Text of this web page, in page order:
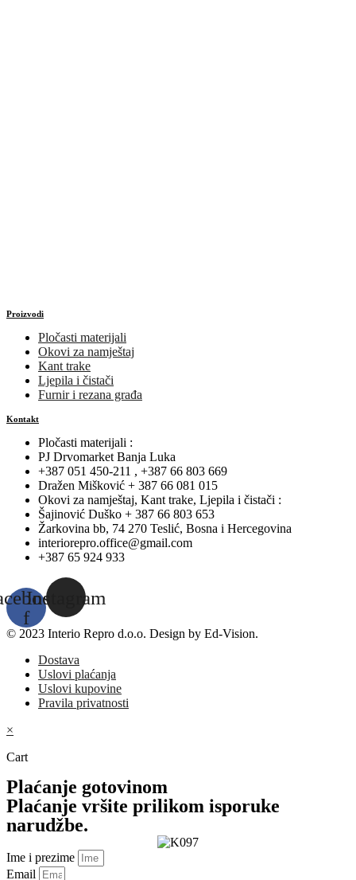
Proizvodi
Pločasti materijali
Okovi za namještaj
Kant trake
Ljepila i čistači
Furnir i rezana građa
Kontakt
Pločasti materijali :
PJ Drvomarket Banja Luka
+387 051 450-211 , +387 66 803 669
Dražen Mišković + 387 66 081 015
Okovi za namještaj, Kant trake, Ljepila i čistači :
Šajinović Duško + 387 66 803 653
Žarkovina bb, 74 270 Teslić, Bosna i Hercegovina
interiorepro.office@gmail.com
+387 65 924 933
f
Instagram
© 2023 Interio Repro d.o.o. Design by Ed-Vision.
Dostava
Uslovi plaćanja
Uslovi kupovine
Pravila privatnosti
×
Cart
Plaćanje gotovinom
Plaćanje vršite prilikom isporuke
narudžbe.
Ime i prezime
Email